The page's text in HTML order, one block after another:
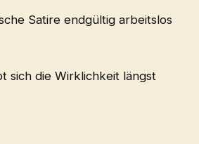
Satire endgültig arbeitslos
sich die Wirklichkeit längst